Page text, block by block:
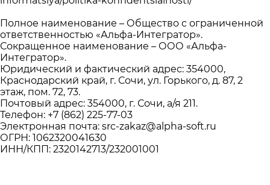
Полное наименование – Общество с ограниченной
ответственностью «Альфа-Интегратор».
Сокращенное наименование – ООО «Альфа-
Интегратор».
Юридический и фактический адрес: 354000,
Краснодарский край, г. Сочи, ул. Горького, д. 87, 2
этаж, пом. 72, 73.
Почтовый адрес: 354000, г. Сочи, а/я 211.
Телефон: +7 (862) 225-77-03
Электронная почта: src-zakaz@alpha-soft.ru
ОГРН: 1062320041630
ИНН/КПП: 2320142713/232001001